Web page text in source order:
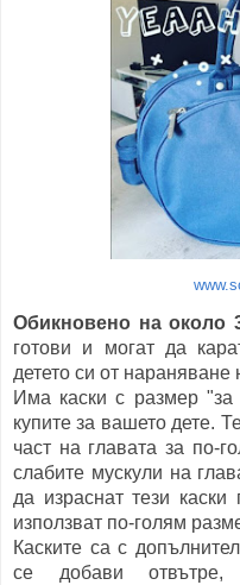
Обикновено на около
готови и могат да
детето си от нараняване
Има каски с размер
купите за вашето дете.
част на главата за по-
слабите мускули на
да израснат тези
използват по-голям
Каските са с
се добави